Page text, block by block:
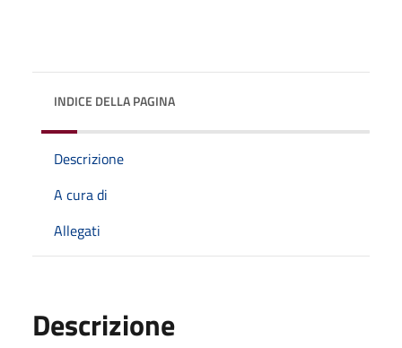
INDICE DELLA PAGINA
Descrizione
A cura di
Allegati
Descrizione